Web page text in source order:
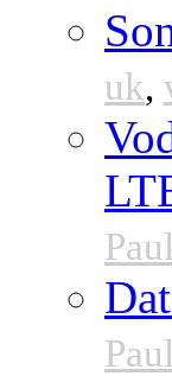
uk,
Paul
Paul